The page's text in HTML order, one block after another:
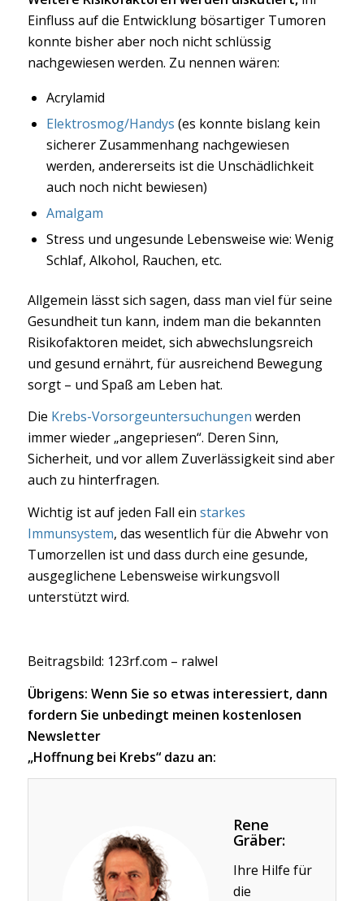
Einfluss auf die Entwicklung bösartiger Tumoren
konnte bisher aber noch nicht schlüssig
nachgewiesen werden. Zu nennen wären:
Acrylamid
Elektrosmog/Handys (es konnte bislang kein
sicherer Zusammenhang nachgewiesen
werden, andererseits ist die Unschädlichkeit
auch noch nicht bewiesen)
Amalgam
Stress und ungesunde Lebensweise wie: Wenig
Schlaf, Alkohol, Rauchen, etc.
Allgemein lässt sich sagen, dass man viel für seine
Gesundheit tun kann, indem man die bekannten
Risikofaktoren meidet, sich abwechslungsreich
und gesund ernährt, für ausreichend Bewegung
sorgt – und Spaß am Leben hat.
Die Krebs-Vorsorgeuntersuchungen werden
immer wieder „angepriesen“. Deren Sinn,
Sicherheit, und vor allem Zuverlässigkeit sind aber
auch zu hinterfragen.
Wichtig ist auf jeden Fall ein starkes
Immunsystem, das wesentlich für die Abwehr von
Tumorzellen ist und dass durch eine gesunde,
ausgeglichene Lebensweise wirkungsvoll
unterstützt wird.
Beitragsbild: 123rf.com – ralwel
Übrigens: Wenn Sie so etwas interessiert, dann
fordern Sie unbedingt meinen kostenlosen
Newsletter
„Hoffnung bei Krebs“ dazu an:
Rene
Gräber:
Ihre Hilfe für
die